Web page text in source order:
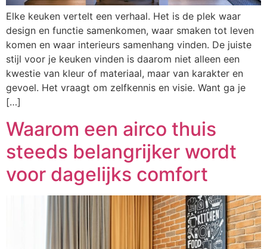
Elke keuken vertelt een verhaal. Het is de plek waar
design en functie samenkomen, waar smaken tot leven
komen en waar interieurs samenhang vinden. De juiste
stijl voor je keuken vinden is daarom niet alleen een
kwestie van kleur of materiaal, maar van karakter en
gevoel. Het vraagt om zelfkennis en visie. Want ga je
[…]
Waarom een airco thuis
steeds belangrijker wordt
voor dagelijks comfort